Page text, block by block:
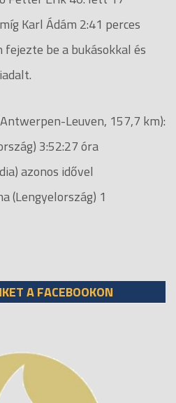
Karl Ádám 2:41 perces
be a bukásokkal és
Leuven, 157,7 km):
3:52:27 óra
azonos idővel
(Lengyelország) 1
A FACEBOOKON